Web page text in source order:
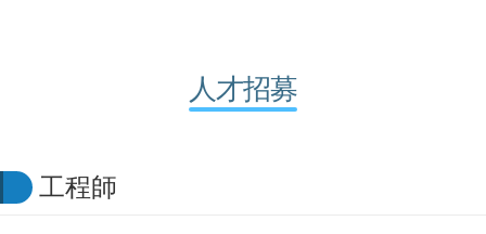
人才招募
工程師